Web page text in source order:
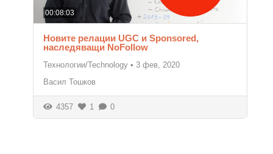
00:08:03
Новите релации UGC и Sponsored,
наследяващи NoFollow
Технологии/Technology • 3 фев, 2020
Васил Тошков
4357 1 0